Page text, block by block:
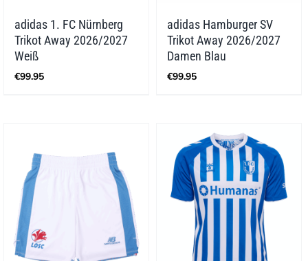
adidas 1. FC Nürnberg
Trikot Away 2026/2027
Weiß
€99.95
adidas Hamburger SV
Trikot Away 2026/2027
Damen Blau
€99.95